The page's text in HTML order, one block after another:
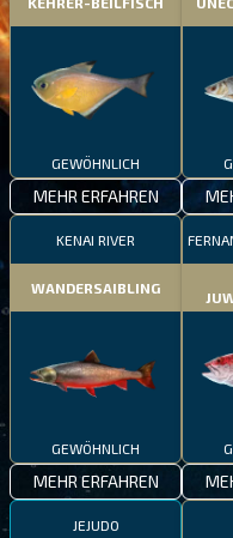
GEWÖHNLICH
MEHR ERFAHREN
KENAI RIVER
WANDERSAIBLING
GEWÖHNLICH
MEHR ERFAHREN
JEJUDO